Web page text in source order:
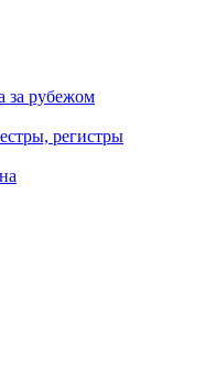
за рубежом
регистры